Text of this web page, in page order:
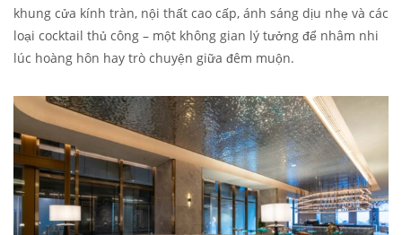
khung cửa kính tràn, nội thất cao cấp, ánh sáng dịu nhẹ và các
loại cocktail thủ công – một không gian lý tưởng để nhâm nhi
lúc hoàng hôn hay trò chuyện giữa đêm muộn.